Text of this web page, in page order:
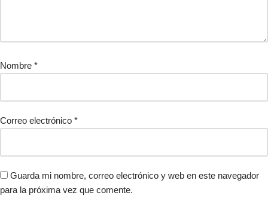
Nombre *
Correo electrónico *
Guarda mi nombre, correo electrónico y web en este navegador
para la próxima vez que comente.